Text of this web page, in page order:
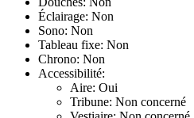
Éclairage: Non
Sono: Non
Tableau fixe: Non
Chrono: Non
Accessibilité:
Aire: Oui
Tribune: Non concerné